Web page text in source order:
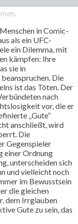
in Comic-
als ein UFC-
ein Dilemma, mit
kämpfen: Ihre
sie in
Die
ist das Töten. Der
nach
vor, die er
„Gute“
anschließt, wird
Die
Gegenspieler
einer Ordnung
unterscheiden sich
und vielleicht noch
im Bewusstsein
die gleichen
dem Irrglauben
Gute zu sein, das